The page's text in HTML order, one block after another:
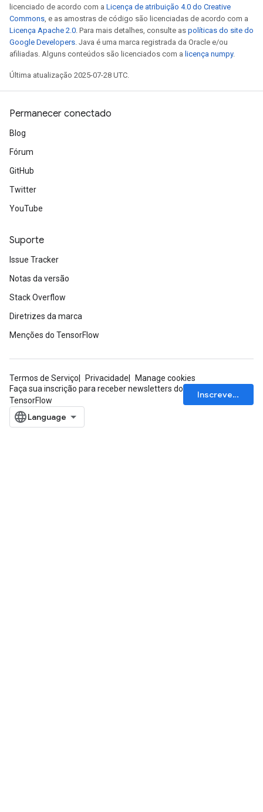
licenciado de acordo com a Licença de atribuição 4.0 do Creative
Commons, e as amostras de código são licenciadas de acordo com a
Licença Apache 2.0. Para mais detalhes, consulte as políticas do site do
Google Developers. Java é uma marca registrada da Oracle e/ou
afiliadas. Alguns conteúdos são licenciados com a licença numpy.
Última atualização 2025-07-28 UTC.
Permanecer conectado
Blog
Fórum
GitHub
Twitter
YouTube
Suporte
Issue Tracker
Notas da versão
Stack Overflow
Diretrizes da marca
Menções do TensorFlow
Termos de Serviço Privacidade
Manage cookies
Faça sua inscrição para receber newsletters do
TensorFlow
Inscrever-se